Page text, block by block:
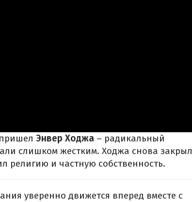
Энвер Ходжа – радикальный
слишком жестким. Ходжа снова закрыл
религию и частную собственность.
уверенно движется вперед вместе с